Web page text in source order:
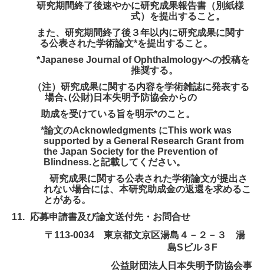
研究期間終了後速やかに研究成果報告書（別紙様
式）を提出すること。
また、研究期間終了後３年以内に研究成果に関す
る公表された学術論文*を提出すること。
*Japanese Journal of Ophthalmologyへの投稿を
推奨する。
（注）研究成果に関する内容を学術雑誌に発表する
場合､(公財)日本失明予防協会からの
助成を受けている旨を明示*のこと。
*論文のAcknowledgments にThis work was
supported by a General Research Grant from
the Japan Society for the Prevention of
Blindness.と記載してください。
研究成果に関する公表された学術論文が提出さ
れない場合には、本研究助成金の返還を求めるこ
とがある。
11. 応募申請書及び論文送付先・お問合せ
〒 113-0034 東京都文京区湯島４－２－３ 湯
島S ビル３ F
公益財団法人日本失明予防協会事